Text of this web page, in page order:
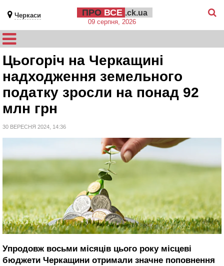
Черкаси ПРО ВСЕ .ck.ua
09 серпня, 2026
Цьогоріч на Черкащині
надходження земельного
податку зросли на понад 92
млн грн
30 ВЕРЕСНЯ 2024, 14:36
Упродовж восьми місяців цього року місцеві
бюджети Черкащини отримали значне поповнення